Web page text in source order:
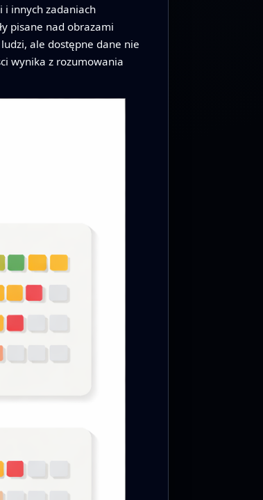
i innych zadaniach
pisane nad obrazami
ale dostępne dane nie
wynika z rozumowania